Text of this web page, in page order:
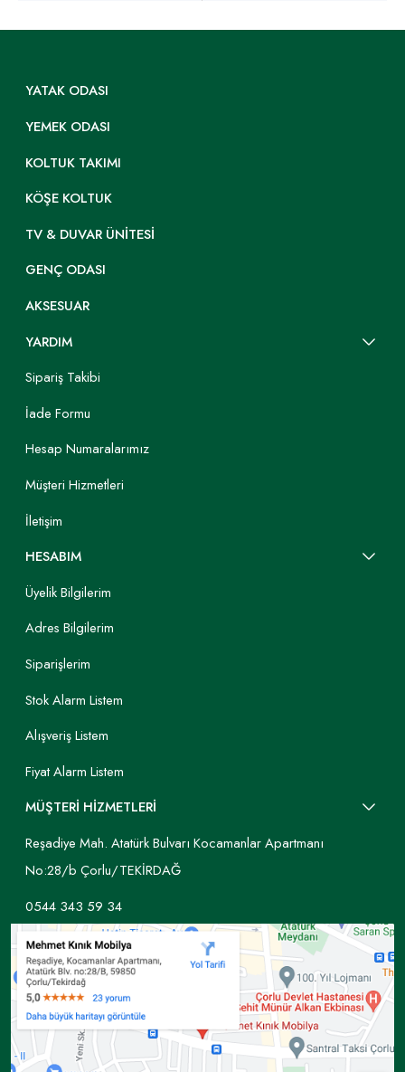
YATAK ODASI
YEMEK ODASI
KOLTUK TAKIMI
KÖŞE KOLTUK
TV & DUVAR ÜNITESI
GENÇ ODASI
AKSESUAR
YARDIM
Sipariş Takibi
İade Formu
Hesap Numaralarımız
Müşteri Hizmetleri
İletişim
HESABIM
Üyelik Bilgilerim
Adres Bilgilerim
Siparişlerim
Stok Alarm Listem
Alışveriş Listem
Fiyat Alarm Listem
MÜŞTERİ HİZMETLERİ
Reşadiye Mah. Atatürk Bulvarı Kocamanlar Apartmanı
No:28/b Çorlu/TEKİRDAĞ
0544 343 59 34